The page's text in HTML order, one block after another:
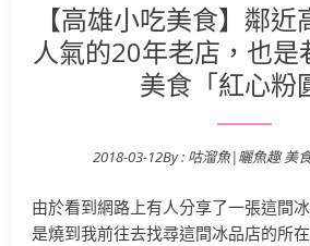
【高雄小吃美食】鄰
人氣的20年老店，也是
美食「紅心粉
2018-03-12By : 咕溜魚|曬魚趣 美
由於看到網路上有人分享了一張這間
是燒到我前往去找尋這間冰品店的所